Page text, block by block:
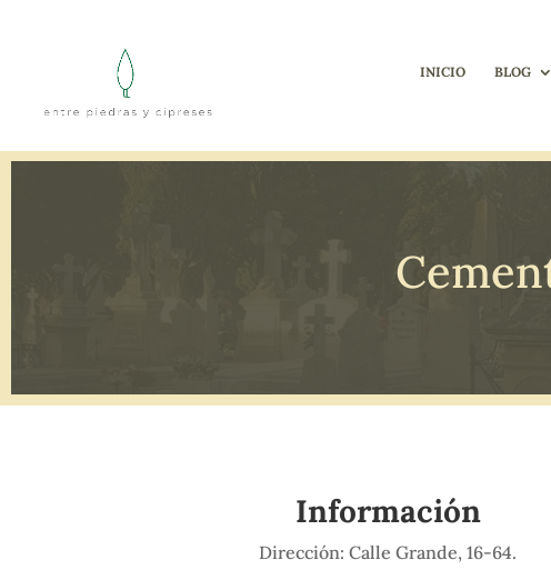
INICIO BLOG
Información
Dirección: Calle Grande, 16-64.